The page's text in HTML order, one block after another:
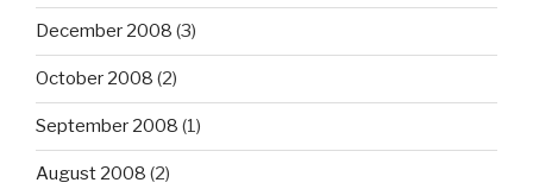
December 2008 (3)
October 2008 (2)
September 2008 (1)
August 2008 (2)